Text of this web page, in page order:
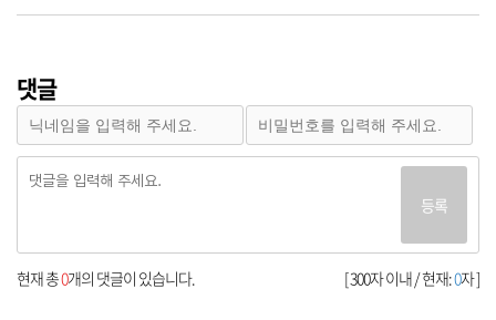
댓글
등록
[ 300자 이내 / 현재:0자 ]
현재 총0개의 댓글이 있습니다.